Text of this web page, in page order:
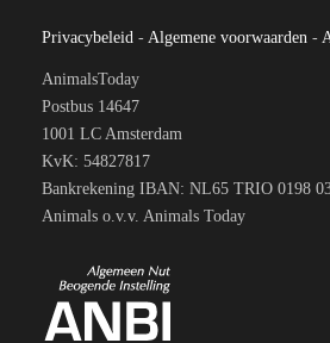
Privacybeleid - Algemene voorwaarden -
AnimalsToday
Postbus 14647
1001 LC Amsterdam
KvK: 54827817
Bankrekening IBAN: NL65 TRIO 0198
Animals o.v.v. Animals Today